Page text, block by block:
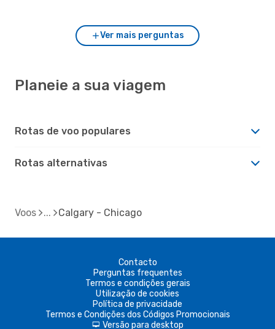
Ver mais perguntas
Planeie a sua viagem
Rotas de voo populares
Rotas alternativas
Voos Calgary - Chicago
Contacto
Perguntas frequentes
Termos e condições gerais
Utilização de cookies
Política de privacidade
Termos e Condições dos Códigos Promocionais
d Versão para desktop